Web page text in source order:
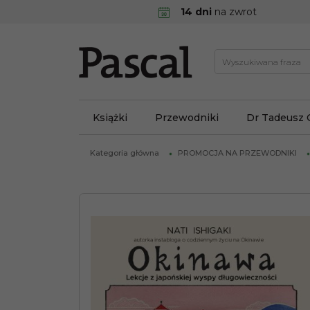
14 dni na zwrot
Książki Przewodniki Dr Tadeusz
Kategoria główna PROMOCJA NA PRZEWODNIKI